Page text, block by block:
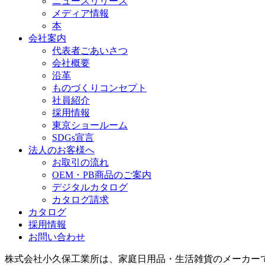
メディア情報
本
会社案内
代表者ごあいさつ
会社概要
沿革
ものづくりコンセプト
社員紹介
採用情報
東京ショールーム
SDGs宣言
法人のお客様へ
お取引の流れ
OEM・PB商品のご案内
デジタルカタログ
カタログ請求
カタログ
採用情報
お問い合わせ
株式会社小久保工業所は、家庭日用品・生活雑貨のメーカー